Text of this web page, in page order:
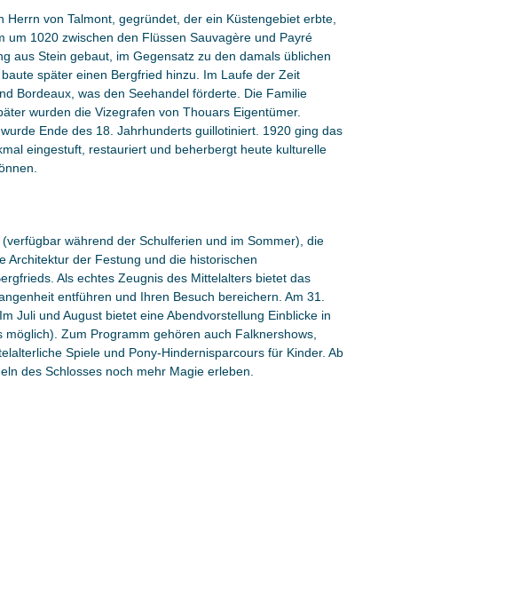
von Talmont, gegründet, der ein Küstengebiet erbte,
1020 zwischen den Flüssen Sauvagère und Payré
aus Stein gebaut, im Gegensatz zu den damals üblichen
später einen Bergfried hinzu. Im Laufe der Zeit
Bordeaux, was den Seehandel förderte. Die Familie
wurden die Vizegrafen von Thouars Eigentümer.
Ende des 18. Jahrhunderts guillotiniert. 1920 ging das
eingestuft, restauriert und beherbergt heute kulturelle
während der Schulferien und im Sommer), die
Architektur der Festung und die historischen
Als echtes Zeugnis des Mittelalters bietet das
entführen und Ihren Besuch bereichern. Am 31.
Juli und August bietet eine Abendvorstellung Einblicke in
Zum Programm gehören auch Falknershows,
Spiele und Pony-Hindernisparcours für Kinder. Ab
des Schlosses noch mehr Magie erleben.